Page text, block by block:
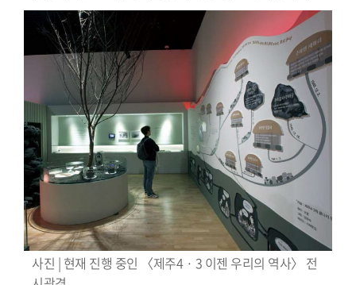
사진 | 현재 진행 중인 〈제주4 · 3 이젠 우리의 역사〉 전